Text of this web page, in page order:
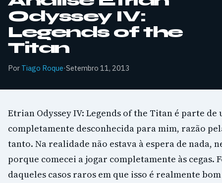
Odyssey IV:
Legends of the
Titan
Por Tiago Roque·Setembro 11, 2013
Etrian Odyssey IV: Legends of the Titan é parte de
completamente desconhecida para mim, razão
tanto. Na realidade não estava à espera de nada,
porque comecei a jogar completamente às cegas.
daqueles casos raros em que isso é realmente